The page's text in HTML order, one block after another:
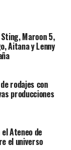
Maroon 5,
Aitana y Lenny
rodajes con
producciones
Ateneo de
el universo